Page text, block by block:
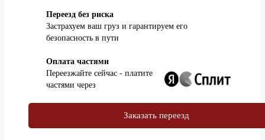
Переезд без риска
Застрахуем ваш груз и гарантируем его
безопасность в пути
Оплата частями
Переезжайте сейчас - платите
частями через
Заказать переезд